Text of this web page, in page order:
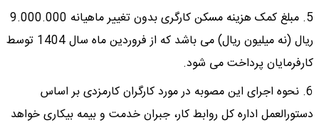
5. مبلغ کمک هزینه مسکن کارگری بدون تغییر ماهیانه 9.000.000
ریال (نه میلیون ریال) می باشد که از فروردین ماه سال 1404 توسط
کارفرمایان پرداخت می شود.
6. نحوه اجرای این مصوبه در مورد کارگران کارمزدی بر اساس
دستورالعمل اداره کل روابط کار، جبران خدمت و بیمه بیکاری خواهد